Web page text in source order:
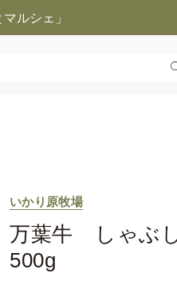
ルシェ」
いかり原牧場
万葉牛 しゃぶ
500g